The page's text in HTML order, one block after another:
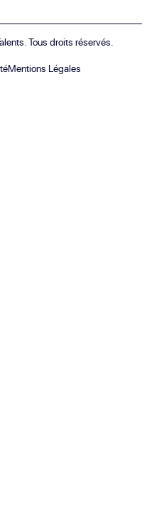
Tous droits réservés.
Mentions Légales